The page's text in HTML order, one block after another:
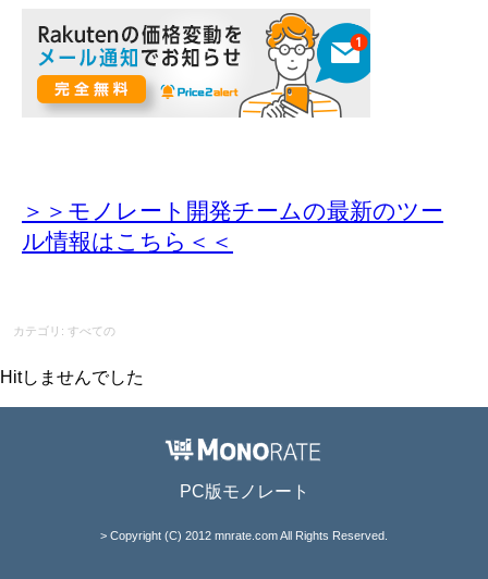
＞＞モノレート開発チームの最新のツー
ル情報はこちら＜＜
カテゴリ: すべての
Hitしませんでした
PC版モノレート
> Copyright (C) 2012 mnrate.com All Rights Reserved.